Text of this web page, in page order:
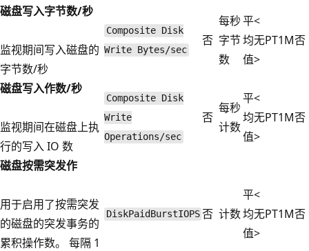
磁盘写入字节数/秒
监视期间写入磁盘的
字节数/秒
Composite Disk
Write Bytes/sec
否
每秒
字节
数
平
均
值
<
无
>
PT1M否
磁盘写入作数/秒
监视期间在磁盘上执
行的写入 IO 数
Composite Disk
Write
Operations/sec
否
每秒
计数
平
均
值
<
无
>
PT1M否
磁盘按需突发作
用于启用了按需突发
的磁盘的突发事务的
累积操作数。 每隔 1
DiskPaidBurstIOPS 否 计数
平
均
值
<
无
>
PT1M否